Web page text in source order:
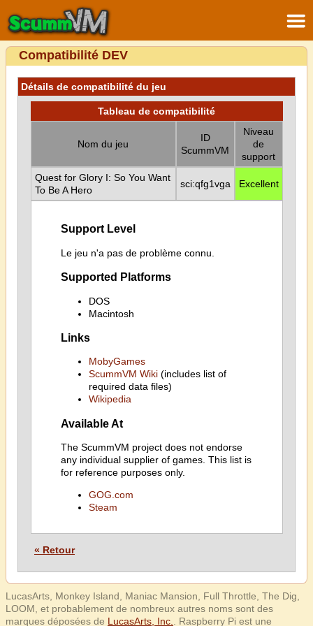
Compatibilité DEV
Détails de compatibilité du jeu
Tableau de compatibilité
Nom du jeu
ID
ScummVM
Niveau
de
support
Quest for Glory I: So You Want
To Be A Hero
sci:qfg1vga Excellent
Support Level
Le jeu n'a pas de problème connu.
Supported Platforms
DOS
Macintosh
Links
MobyGames
ScummVM Wiki(includes list of
required data files)
Wikipedia
Available At
The ScummVM project does not endorse
any individual supplier of games. This list is
for reference purposes only.
GOG.com
Steam
« Retour
LucasArts, Monkey Island, Maniac Mansion, Full Throttle, The Dig,
LOOM, et probablement de nombreux autres noms sont des
marques déposées de LucasArts, Inc. . Raspberry Pi est une